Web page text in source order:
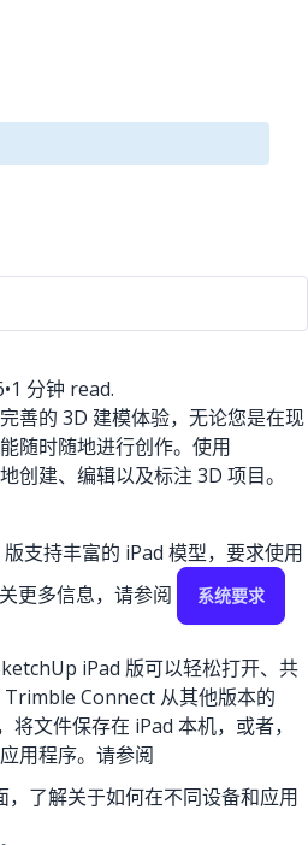
•1 分钟 read.
善的 3D 建模体验，无论您是在现
随时随地进行创作。使用
创建、编辑以及标注 3D 项目。
支持丰富的 iPad 模型，要求使用
更多信息，请参阅
系统要求
iPad 版可以轻松打开、共
Connect 从其他版本的
文件保存在 iPad 本机，或者，
用程序。请参阅
，了解关于如何在不同设备和应用